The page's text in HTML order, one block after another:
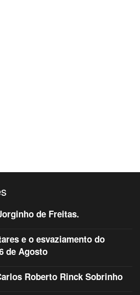
de Freitas.
e o esvaziamento do
de Agosto
Roberto Rinck Sobrinho